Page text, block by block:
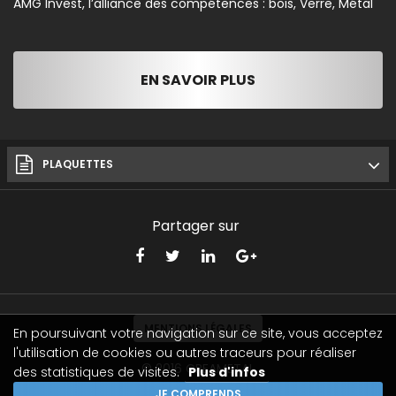
AMG Invest, l’alliance des compétences : bois, Verre, Métal
EN SAVOIR PLUS
PLAQUETTES
Partager sur
MENTIONS LÉGALES
© 2016 CREAMETAL
En poursuivant votre navigation sur ce site, vous acceptez
l'utilisation de cookies ou autres traceurs pour réaliser
des statistiques de visites. Plus d'infos